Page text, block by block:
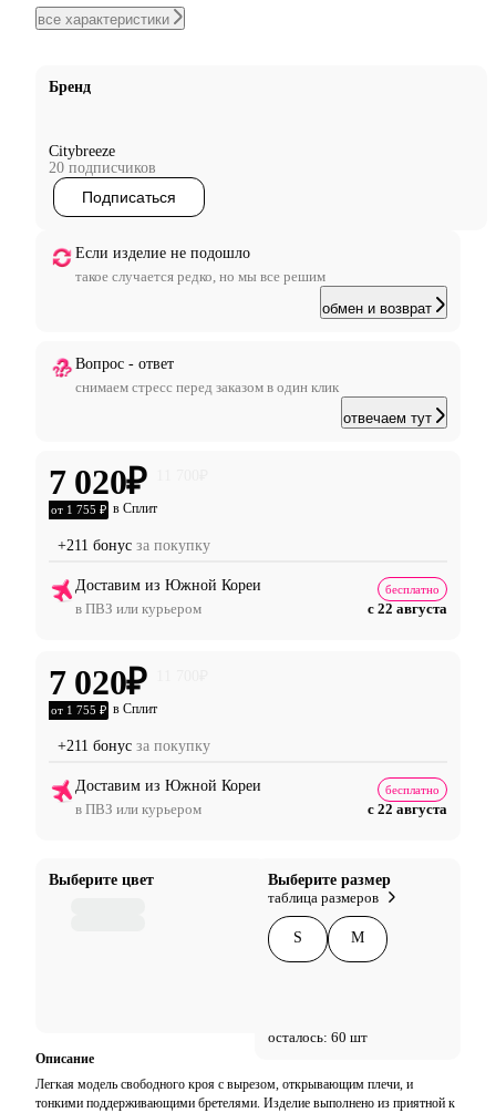
все характеристики
Бренд
Citybreeze
20 подписчиков
Подписаться
Если изделие не подошло
такое случается редко, но мы все решим
обмен и возврат
Вопрос - ответ
снимаем стресс перед заказом в один клик
отвечаем тут
7 020₽
от 1 755 ₽ в Сплит
+211 бонус за покупку
Доставим из Южной Кореи
в ПВЗ или курьером
бесплатно
с 22 августа
7 020₽
от 1 755 ₽ в Сплит
+211 бонус за покупку
Доставим из Южной Кореи
в ПВЗ или курьером
бесплатно
с 22 августа
Выберите цвет
Выберите размер
таблица размеров
S M
осталось: 60 шт
Описание
Легкая модель свободного кроя с вырезом, открывающим плечи, и
тонкими поддерживающими бретелями. Изделие выполнено из приятной к